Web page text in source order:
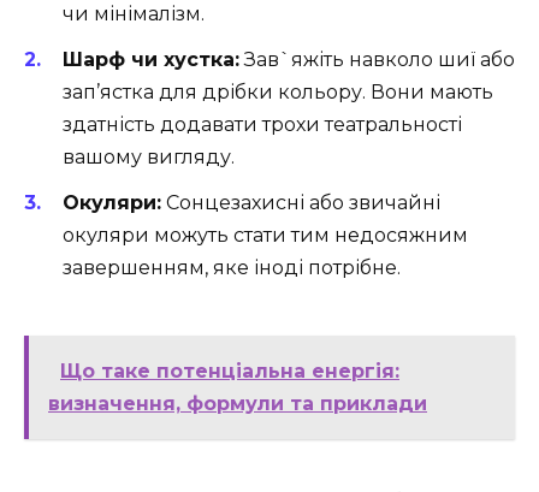
чи мінімалізм.
Шарф чи хустка:Зав`яжіть навколо шиї або
зап’ястка для дрібки кольору. Вони мають
здатність додавати трохи театральності
вашому вигляду.
Окуляри: Сонцезахисні або звичайні
окуляри можуть стати тим недосяжним
завершенням, яке іноді потрібне.
Що таке потенціальна енергія:
визначення, формули та приклади